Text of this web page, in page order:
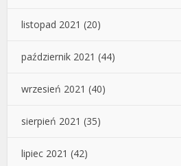
listopad 2021 (20)
październik 2021 (44)
wrzesień 2021 (40)
sierpień 2021 (35)
lipiec 2021 (42)